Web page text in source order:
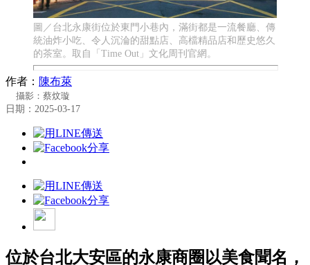
圖／台北永康街位於東門小巷內，滿街都是一流餐廳、傳
統油炸小吃、令人沉淪的甜點店、高檔精品店和歷史悠久
的茶室。取自「Time Out」文化周刊官網。
作者： 陳布萊
攝影：蔡炆璇
日期：2025-03-17
位於台北大安區的永康商圈以美食聞名，